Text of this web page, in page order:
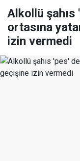
Alkollü
ortasına
izin vermedi